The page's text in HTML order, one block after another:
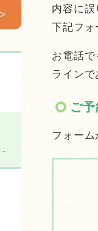
内容に
下記フ
お電話
ライン
ご
フォー